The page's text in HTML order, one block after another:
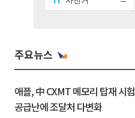
주요뉴스
애플, 中 CXMT 메모리 탑재 시
공급난에 조달처 다변화